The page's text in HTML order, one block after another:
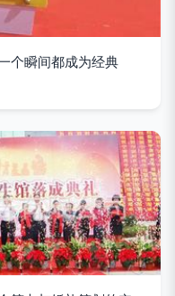
个瞬间都成为经典